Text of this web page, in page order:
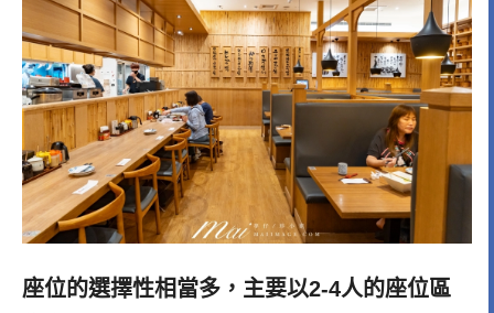
座位的選擇性相當多，主要以2-4人的座位區